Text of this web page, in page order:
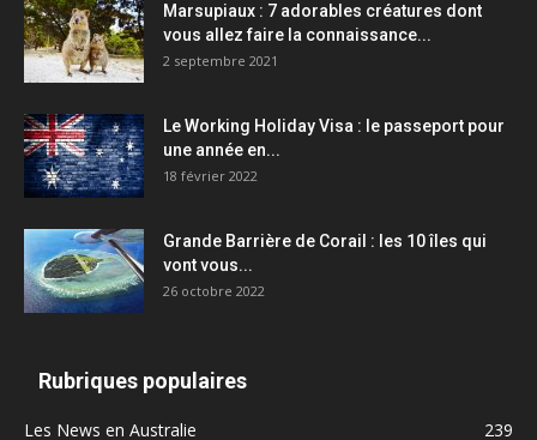
Marsupiaux : 7 adorables créatures dont
vous allez faire la connaissance...
2 septembre 2021
Le Working Holiday Visa : le passeport pour
une année en...
18 février 2022
Grande Barrière de Corail : les 10 îles qui
vont vous...
26 octobre 2022
Rubriques populaires
Les News en Australie
239